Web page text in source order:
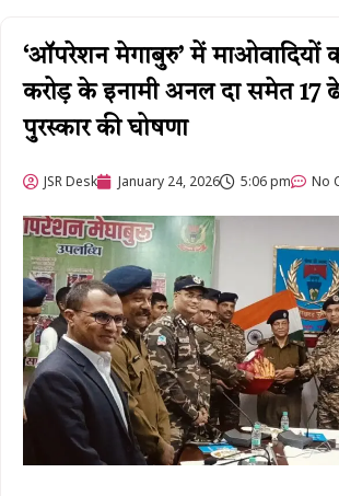
‘ऑपरेशन मेगाबुरु’ में माओवादियों
करोड़ के इनामी अनल दा समेत 17
पुरस्कार की घोषणा
JSR Desk January 24, 2026 5:06 pm No